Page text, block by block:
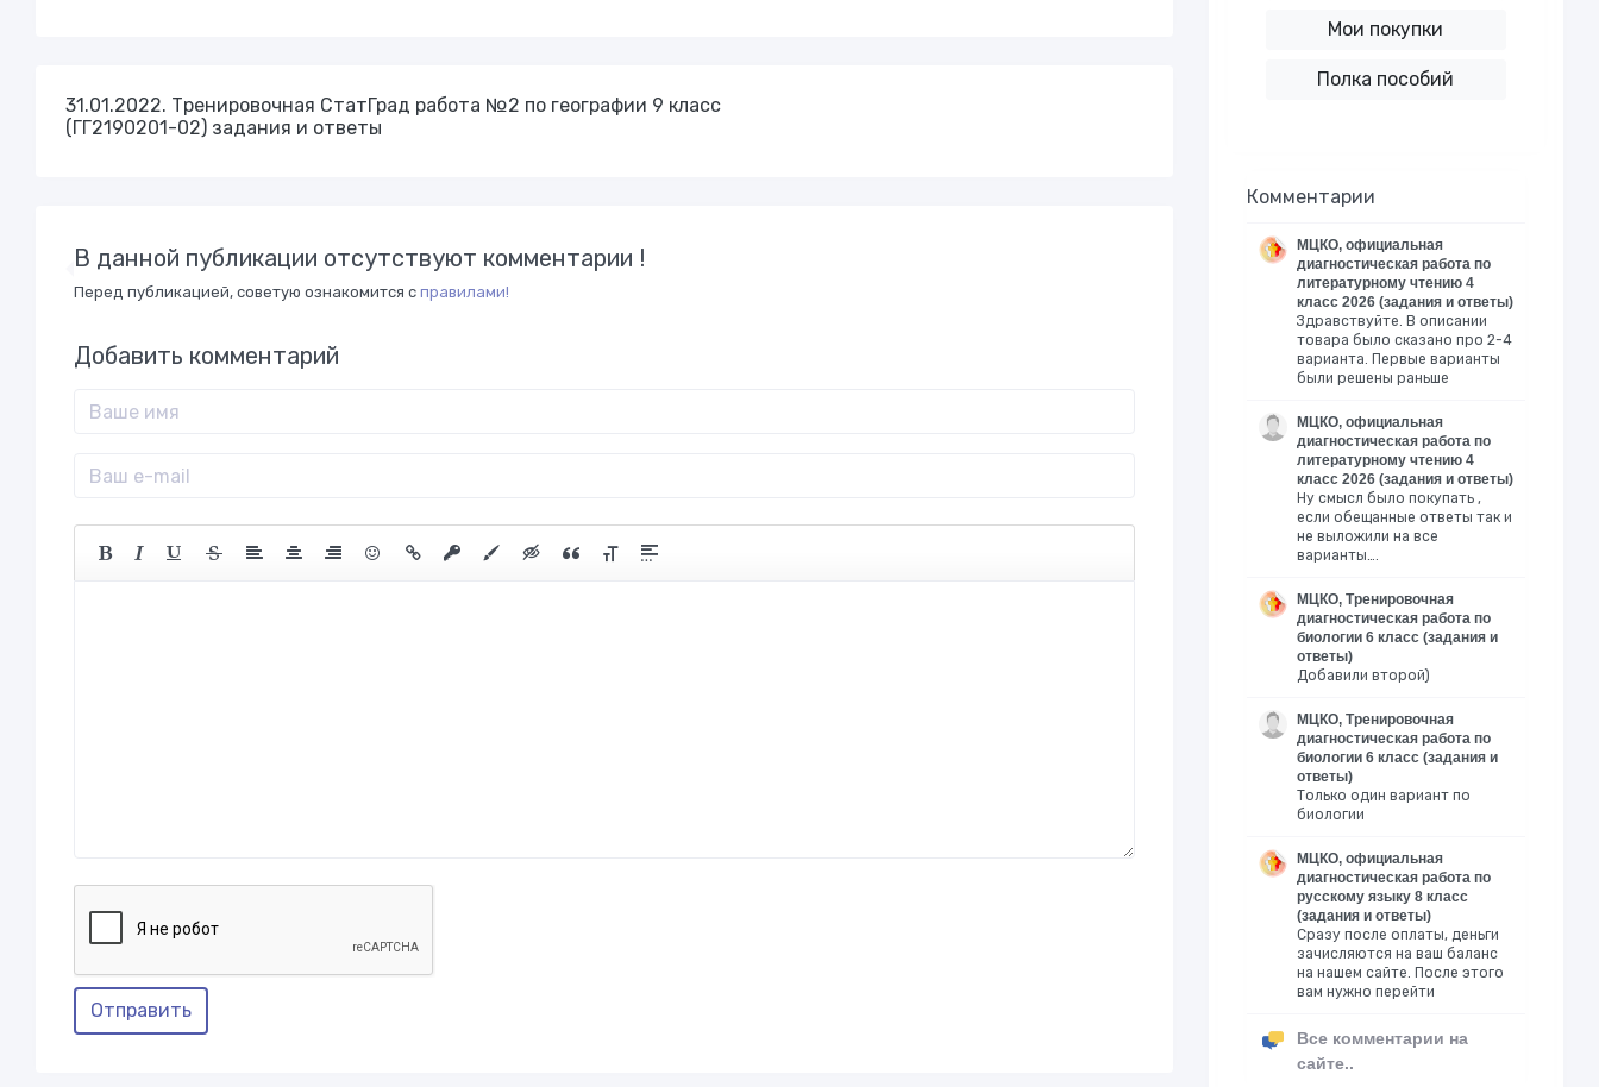
31.01.2022. Тренировочная СтатГрад работа №2 по географии 9 класс
(ГГ2190201-02) задания и ответы
В данной публикации отсутствуют комментарии !
Перед публикацией, советую ознакомится с правилами!
Добавить комментарий
Отправить
Мои покупки
Полка пособий
Комментарии
МЦКО, официальная
диагностическая работа по
литературному чтению 4
класс 2026 (задания и ответы)
Здравствуйте. В описании
товара было сказано про 2-4
варианта. Первые варианты
были решены раньше
МЦКО, официальная
диагностическая работа по
литературному чтению 4
класс 2026 (задания и ответы)
Ну смысл было покупать ,
если обещанные ответы так и
не выложили на все
варианты….
МЦКО, Тренировочная
диагностическая работа по
биологии 6 класс (задания и
ответы)
Добавили второй)
МЦКО, Тренировочная
диагностическая работа по
биологии 6 класс (задания и
ответы)
Только один вариант по
биологии
МЦКО, официальная
диагностическая работа по
русскому языку 8 класс
(задания и ответы)
Сразу после оплаты, деньги
зачисляются на ваш баланс
на нашем сайте. После этого
вам нужно перейти
Все комментарии на
сайте..